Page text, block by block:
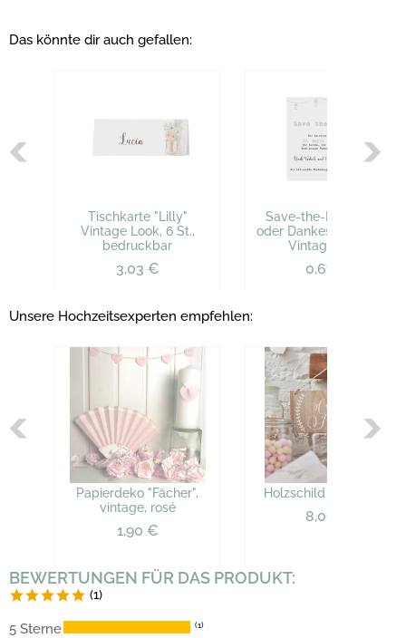
Das könnte dir auch gefallen:
Tischkarte "Lilly"
Vintage Look, 6 St.,
bedruckbar
3,03 €
Save-the-Date-Karte
oder Dankeskarte "Lilly"
Vintage Look
0,67 €
Unsere Hochzeitsexperten empfehlen:
Papierdeko "Fächer",
vintage, rosé
1,90 €
Holzschild "Candy Bar"
8,09 €
BEWERTUNGEN FÜR DAS PRODUKT:
(1)
5 Sterne (1)